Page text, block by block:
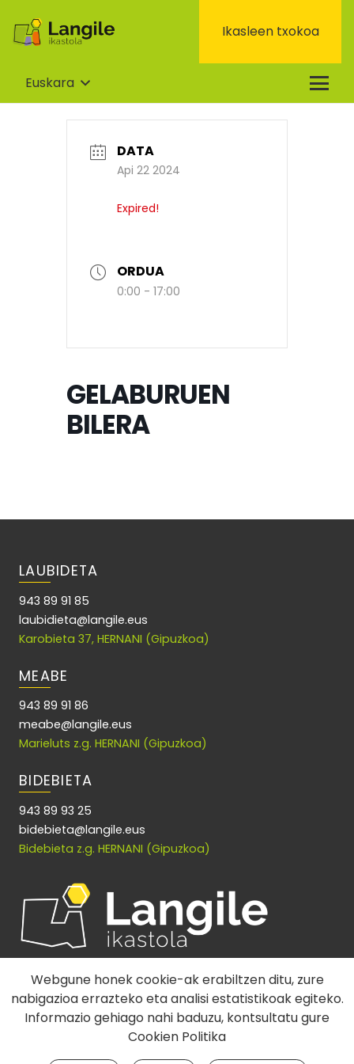
Ikasleen txokoa
Euskara
DATA
Api 22 2024
Expired!
ORDUA
0:00 - 17:00
GELABURUEN
BILERA
LAUBIDETA
943 89 91 85
laubidieta@langile.eus
Karobieta 37, HERNANI (Gipuzkoa)
MEABE
943 89 91 86
meabe@langile.eus
Marieluts z.g. HERNANI (Gipuzkoa)
BIDEBIETA
943 89 93 25
bidebieta@langile.eus
Bidebieta z.g. HERNANI (Gipuzkoa)
Webgune honek cookie-ak erabiltzen ditu, zure
nabigazioa errazteko eta analisi estatistikoak egiteko.
Informazio gehiago nahi baduzu, kontsultatu gure
Cookien Politika